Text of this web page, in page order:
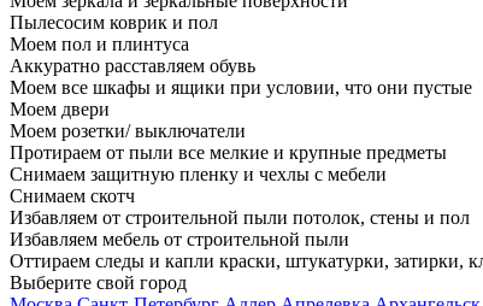
Пылесосим коврик и пол
Моем пол и плинтуса
Аккуратно расставляем обувь
Моем все шкафы и ящики при условии, что они пустые
Моем двери
Моем розетки/ выключатели
Протираем от пыли все мелкие и крупные предметы
Снимаем защитную пленку и чехлы с мебели
Снимаем скотч
Избавляем от строительной пыли потолок, стены и пол
Избавляем мебель от строительной пыли
Оттираем следы и капли краски, штукатурки, затирки,
Выберите свой город